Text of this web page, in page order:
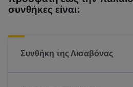
συνθήκες είναι:
Συνθήκη της Λισαβόνας